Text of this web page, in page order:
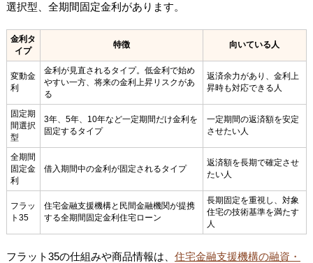
選択型、全期間固定金利があります。
金利タ
イプ
特徴 向いている人
変動金
利
金利が見直されるタイプ。低金利で始め
やすい一方、将来の金利上昇リスクがあ
る
返済余力があり、金利上
昇時も対応できる人
固定期
間選択
型
3年、5年、10年など一定期間だけ金利を
固定するタイプ
一定期間の返済額を安定
させたい人
全期間
固定金
利
借入期間中の金利が固定されるタイプ
返済額を長期で確定させ
たい人
フラッ
ト35
住宅金融支援機構と民間金融機関が提携
する全期間固定金利住宅ローン
長期固定を重視し、対象
住宅の技術基準を満たす
人
フラット35の仕組みや商品情報は、 住宅金融支援機構の融資・